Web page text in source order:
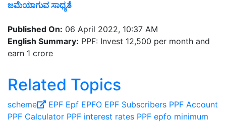
ಜಮೆಯಾಗುವ ಸಾಧ್ಯತೆ
Published On: 06 April 2022, 10:37 AM
English Summary: PPF: Invest 12,500 per month and
earn 1 crore
Related Topics
scheme EPF Epf EPFO EPF Subscribers PPF Account
PPF Calculator PPF interest rates PPF epfo minimum